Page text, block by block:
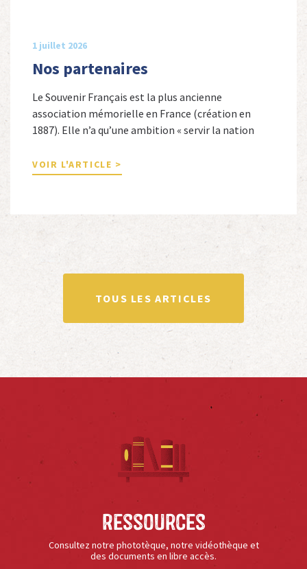
1 juillet 2026
Nos partenaires
Le Souvenir Français est la plus ancienne
association mémorielle en France (création en
1887). Elle n’a qu’une ambition « servir la nation
nationale de la France. Afin d’atteindre cet objectif,
Le Souvenir Français entretient des liens amicaux
totalité ou partiellement afin de faire vivre […]
VOIR L'ARTICLE >
TOUS LES ARTICLES
Ressources
Consultez notre phototèque, notre vidéothèque et
des documents en libre accès.